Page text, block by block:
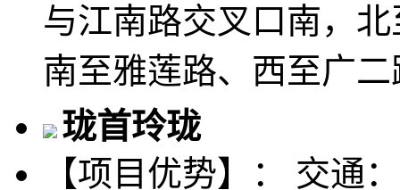
与江南路交叉口南，
南至雅莲路、西至广
珑首玲珑
【项目优势】： 交通